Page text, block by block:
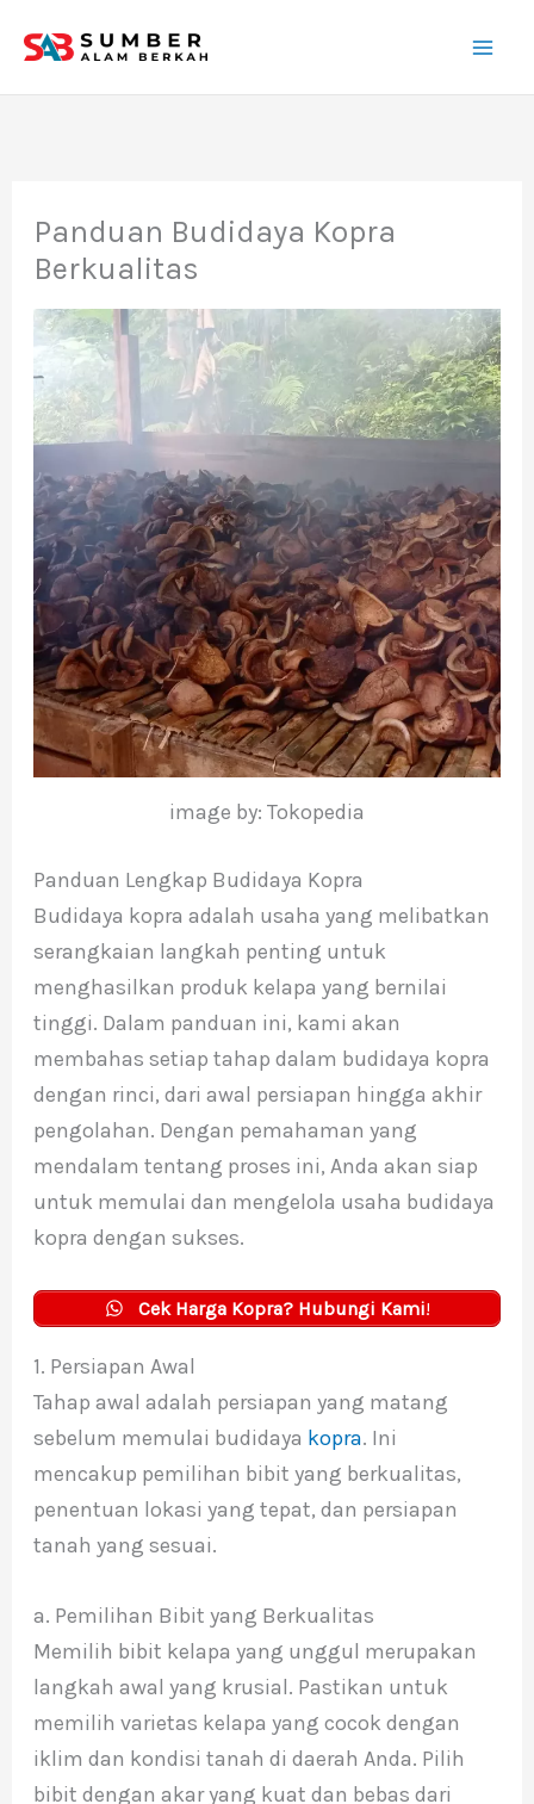
konten
Panduan Budidaya Kopra
Berkualitas
image by: Tokopedia
Panduan Lengkap Budidaya Kopra
Budidaya kopra adalah usaha yang melibatkan
serangkaian langkah penting untuk
menghasilkan produk kelapa yang bernilai
tinggi. Dalam panduan ini, kami akan
membahas setiap tahap dalam budidaya kopra
dengan rinci, dari awal persiapan hingga akhir
pengolahan. Dengan pemahaman yang
mendalam tentang proses ini, Anda akan siap
untuk memulai dan mengelola usaha budidaya
kopra dengan sukses.
Cek Harga Kopra? Hubungi Kami!
1. Persiapan Awal
Tahap awal adalah persiapan yang matang
sebelum memulai budidaya kopra. Ini
mencakup pemilihan bibit yang berkualitas,
penentuan lokasi yang tepat, dan persiapan
tanah yang sesuai.
a. Pemilihan Bibit yang Berkualitas
Memilih bibit kelapa yang unggul merupakan
langkah awal yang krusial. Pastikan untuk
memilih varietas kelapa yang cocok dengan
iklim dan kondisi tanah di daerah Anda. Pilih
bibit dengan akar yang kuat dan bebas dari